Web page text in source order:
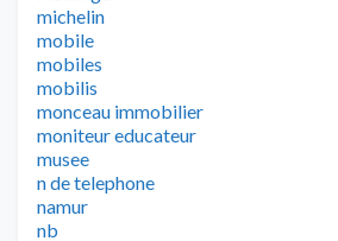
michelin
mobile
mobiles
mobilis
monceau immobilier
moniteur educateur
musee
n de telephone
namur
nb